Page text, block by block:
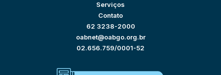
Serviços
Contato
62 3238-2000
oabnet@oabgo.org.br
02.656.759/0001-52